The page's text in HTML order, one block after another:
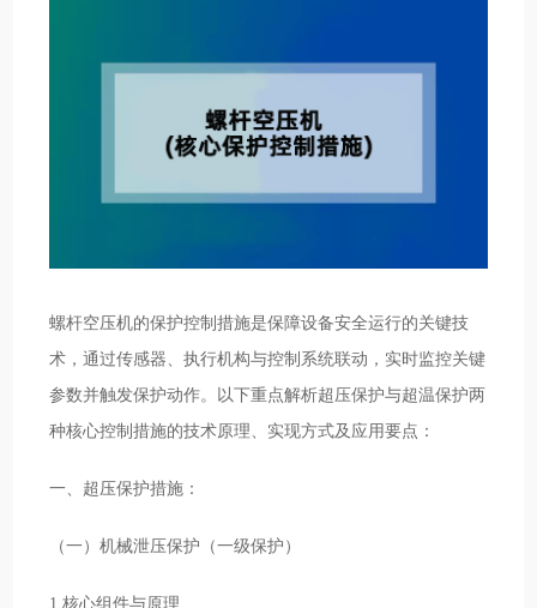
螺杆空压机的保护控制措施是保障设备安全运行的关键技
术，通过传感器、执行机构与控制系统联动，实时监控关键
参数并触发保护动作。以下重点解析超压保护与超温保护两
种核心控制措施的技术原理、实现方式及应用要点：
一、超压保护措施：
（一）机械泄压保护（一级保护）
1.核心组件与原理